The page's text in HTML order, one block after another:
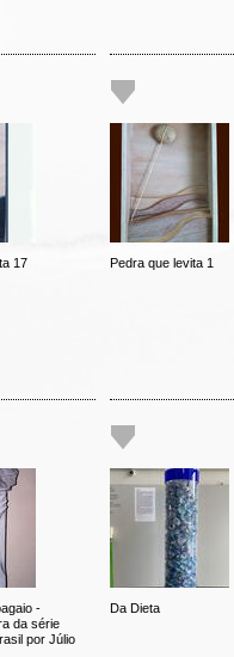
17 Pedra que levita 1
-
da série
por Júlio
Da Dieta